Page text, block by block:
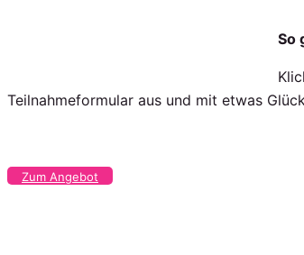
So
Teilnahmeformular aus und mit etwas
Zum Angebot